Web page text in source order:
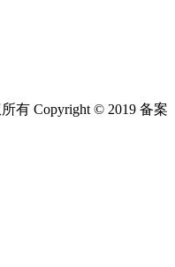
有 Copyright © 2019 备案